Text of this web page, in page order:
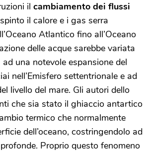
il cambiamento dei flussi
il calore e i gas serra
Atlantico fino all’Oceano
delle acque sarebbe variata
una notevole espansione del
nell’Emisfero settentrionale e ad
livello del mare. Gli autori dello
che sia stato il ghiaccio antartico
termico che normalmente
dell’oceano, costringendolo ad
Proprio questo fenomeno